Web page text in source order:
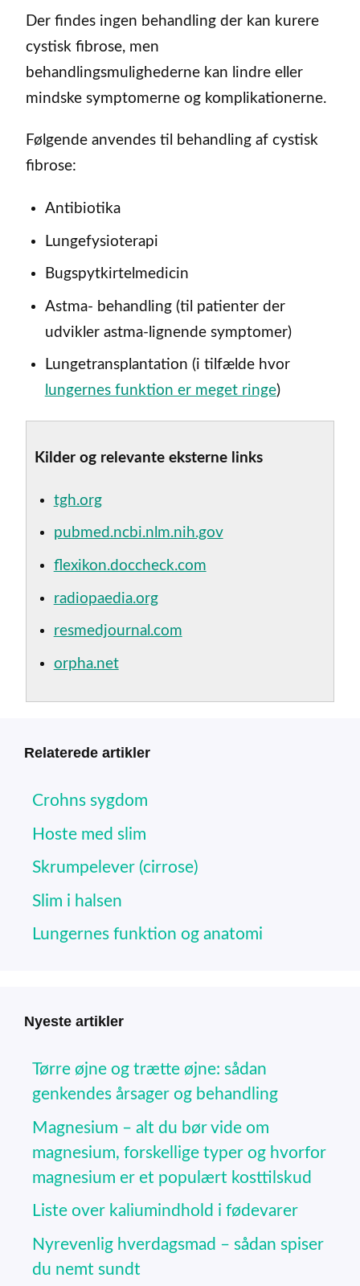
Der findes ingen behandling der kan kurere
cystisk fibrose, men
behandlingsmulighederne kan lindre eller
mindske symptomerne og komplikationerne.
Følgende anvendes til behandling af cystisk
fibrose:
Antibiotika
Lungefysioterapi
Bugspytkirtelmedicin
Astma- behandling (til patienter der
udvikler astma-lignende symptomer)
Lungetransplantation (i tilfælde hvor
lungernes funktion er meget ringe)
Kilder og relevante eksterne links
tgh.org
pubmed.ncbi.nlm.nih.gov
flexikon.doccheck.com
radiopaedia.org
resmedjournal.com
orpha.net
Relaterede artikler
Crohns sygdom
Hoste med slim
Skrumpelever (cirrose)
Slim i halsen
Lungernes funktion og anatomi
Nyeste artikler
Tørre øjne og trætte øjne: sådan
genkendes årsager og behandling
Magnesium – alt du bør vide om
magnesium, forskellige typer og hvorfor
magnesium er et populært kosttilskud
Liste over kaliumindhold i fødevarer
Nyrevenlig hverdagsmad – sådan spiser
du nemt sundt